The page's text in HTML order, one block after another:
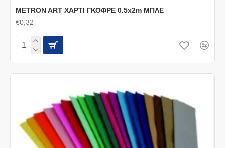
METRON ART ΧΑΡΤΙ ΓΚΟΦΡΕ 0.5x2m ΜΠΛΕ
€0,32